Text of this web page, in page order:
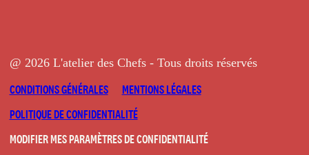
@ 2026 L'atelier des Chefs - Tous droits réservés
CONDITIONS GÉNÉRALES
MENTIONS LÉGALES
POLITIQUE DE CONFIDENTIALITÉ
MODIFIER MES PARAMÈTRES DE CONFIDENTIALITÉ